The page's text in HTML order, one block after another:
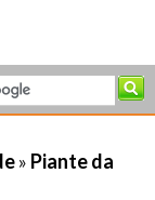
» Piante da